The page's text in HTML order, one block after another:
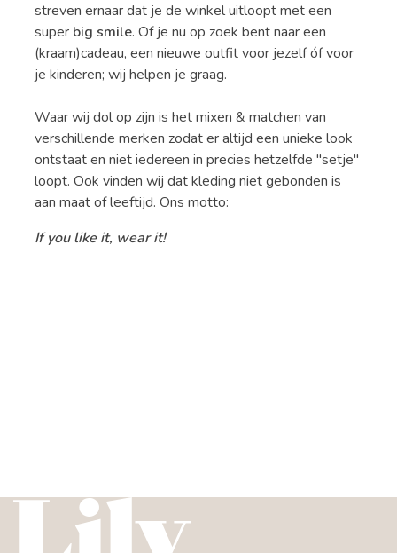
streven ernaar dat je de winkel uitloopt met een
super big smile. Of je nu op zoek bent naar een
(kraam)cadeau, een nieuwe outfit voor jezelf óf voor
je kinderen; wij helpen je graag.
Waar wij dol op zijn is het mixen & matchen van
verschillende merken zodat er altijd een unieke look
ontstaat en niet iedereen in precies hetzelfde "setje"
loopt. Ook vinden wij dat kleding niet gebonden is
aan maat of leeftijd. Ons motto:
If you like it, wear it!